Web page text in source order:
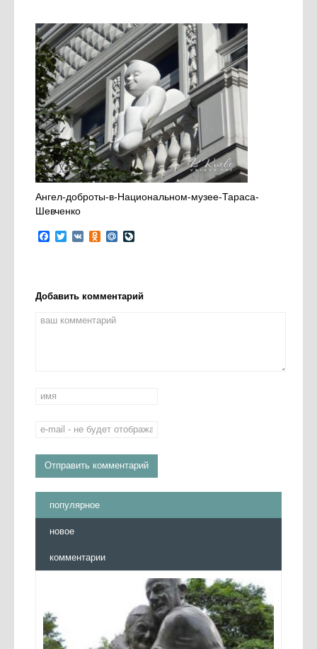
Ангел-доброты-в-Национальном-музее-Тараса-
Шевченко
Facebook
Twitter
VK Odnoklassniki
Mail.Ru
Добавить комментарий
популярное
новое
комментарии